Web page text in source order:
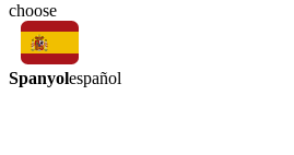
choose
Spanyolespañol